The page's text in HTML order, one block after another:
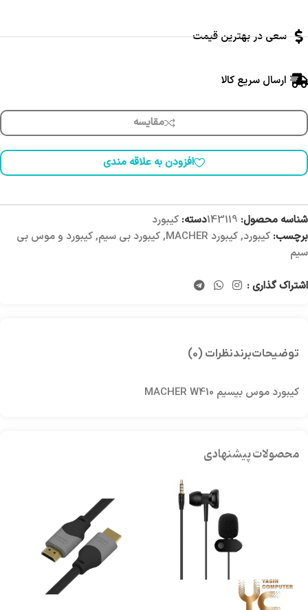
سعی در بهترین قیمت
ارسال سریع کالا
مقایسه
افزودن به علاقه مندی
شناسه محصول: 143119دسته: کیبورد
برچسب: کیبورد,کیبورد MACHER ,کیبورد بی سیم,کیبورد و موس بی
سیم
اشتراک گذاری :
توضیحاتبرندنظرات (0)
کیبورد موس بیسیم MACHER W410
محصولات پیشنهادی